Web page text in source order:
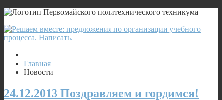
Главная
Новости
24.12.2013 Поздравляем и гордимся!